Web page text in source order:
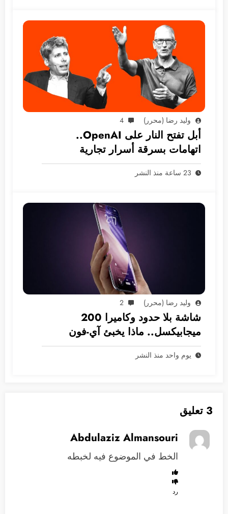
وليد رضا (محرر) 4
أبل تفتح النار على OpenAI..
اتهامات بسرقة أسرار تجارية
23 ساعة منذ النشر
وليد رضا (محرر) 2
شاشة بلا حدود وكاميرا 200
ميجابيكسل.. ماذا يخبئ آي-فون
2028؟
يوم واحد منذ النشر
3 تعليق
Abdulaziz Almansouri
الخط في الموضوع فيه لخبطه
رد